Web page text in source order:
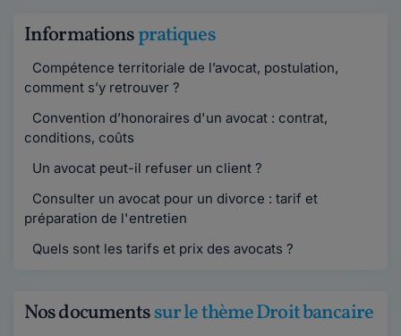
Informationspratiques
Compétence territoriale de l’avocat, postulation,
comment s’y retrouver ?
Convention d’honoraires d'un avocat : contrat,
conditions, coûts
Un avocat peut-il refuser un client ?
Consulter un avocat pour un divorce : tarif et
préparation de l'entretien
Quels sont les tarifs et prix des avocats ?
Nos documentssur le thème Droit bancaire